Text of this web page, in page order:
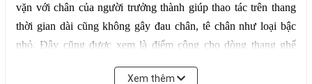
vặn với chân của người trưởng thành giúp thao tác trên thang
thời gian dài cũng không gây đau chân, tê chân như loại bậc
nhỏ. Đây cũng được xem là điểm cộng cho dòng thang ghế
Xem thêm